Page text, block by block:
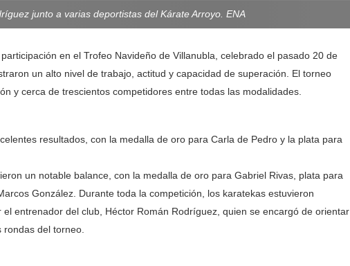
junto a varias deportistas del Kárate Arroyo. ENA
en el Trofeo Navideño de Villanubla, celebrado el pasado 20 de
un alto nivel de trabajo, actitud y capacidad de superación. El torneo
y cerca de trescientos competidores entre todas las modalidades.
resultados, con la medalla de oro para Carla de Pedro y la plata para
un notable balance, con la medalla de oro para Gabriel Rivas, plata para
González. Durante toda la competición, los karatekas estuvieron
entrenador del club, Héctor Román Rodríguez, quien se encargó de orientar
rondas del torneo.